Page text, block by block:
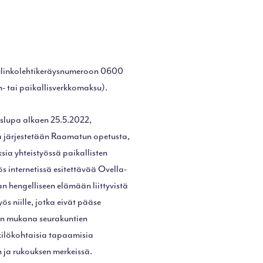
0600
tai paikallisverkkomaksu).
alkaen 25.5.2022,
Raamatun opetusta,
yhteistyössä paikallisten
internetissä esitettävää Ovella-
hengelliseen elämään liittyvistä
niille, jotka eivät pääse
mukana seurakuntien
tapaamisia
rukouksen merkeissä.